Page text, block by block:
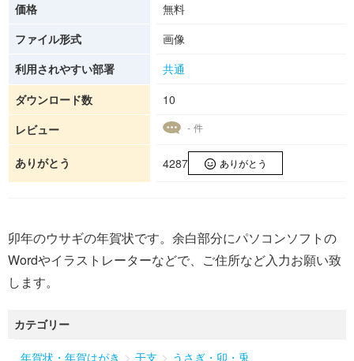
価格
無料
ファイル形式
画像
利用されやすい部署
共通
ダウンロード数
10
レビュー
- 件
ありがとう 4287 ありがとう
卯年のウサギの年賀状です。余白部分にパソコンソフトの
Wordやイラストレーターなどで、ご住所など入力お願い致
します。
カテゴリー
年賀状・年賀はがき > 干支 > うさぎ・卯・兎